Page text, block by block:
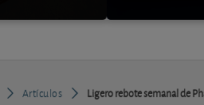
Artículos Ligero rebote semanal de